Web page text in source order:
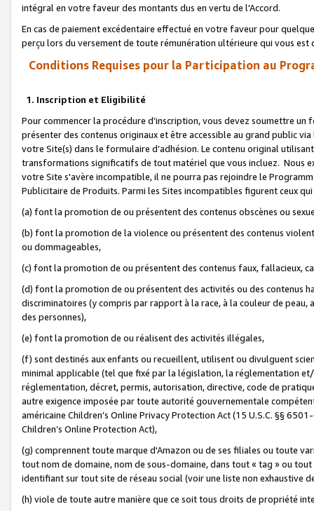
intégral en votre faveur des montants dus en vertu de l'Accord.
En cas de paiement excédentaire effectué en votre faveur pour
perçu lors du versement de toute rémunération ultérieure qui vous est
Conditions Requises pour la Participation au
1. Inscription et Eligibilité
Pour commencer la procédure d’inscription, vous devez soumettre
présenter des contenus originaux et être accessible au grand public
votre Site(s) dans le formulaire d’adhésion. Le contenu original
transformations significatifs de tout matériel que vous incluez. Nous
votre Site s'avère incompatible, il ne pourra pas rejoindre le
Publicitaire de Produits. Parmi les Sites incompatibles figurent ceux
(a) font la promotion de ou présentent des contenus obscènes ou
(b) font la promotion de la violence ou présentent des contenus
ou dommageables,
(c) font la promotion de ou présentent des contenus faux, fallacieux,
(d) font la promotion de ou présentent des activités ou des contenus
discriminatoires (y compris par rapport à la race, à la couleur de
des personnes),
(e) font la promotion de ou réalisent des activités illégales,
(f) sont destinés aux enfants ou recueillent, utilisent ou divulguent
minimal applicable (tel que fixé par la législation, la réglementation
réglementation, décret, permis, autorisation, directive, code de
autre exigence imposée par toute autorité gouvernementale
américaine Children’s Online Privacy Protection Act (15 U.S.C. §§
Children’s Online Protection Act),
(g) comprennent toute marque d'Amazon ou de ses filiales ou toute
tout nom de domaine, nom de sous-domaine, dans tout « tag » ou
identifiant sur tout site de réseau social (voir une liste non exhaustive
(h) viole de toute autre manière que ce soit tous droits de propriété